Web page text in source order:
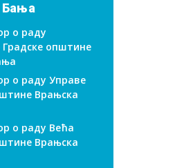
Бања
о раду
општине
о раду Управе
Врањска
о раду Већа
Врањска